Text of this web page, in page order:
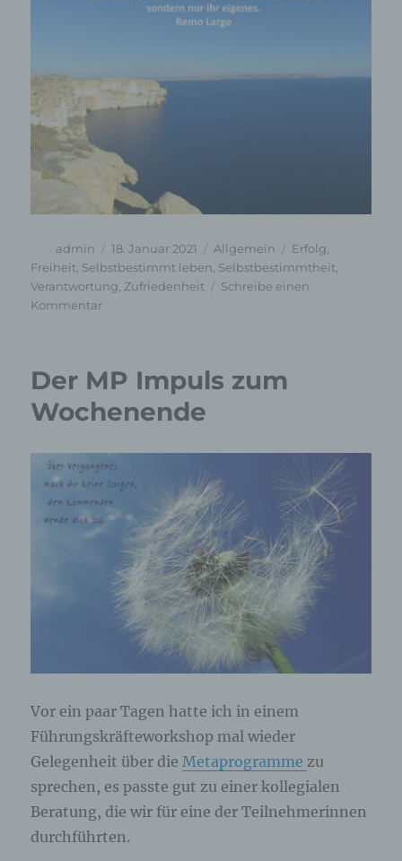
Autor
admin
Veröffentlicht
am
18. Januar 2021 Kategorien
Allgemein Schlagwörter
Erfolg
Freiheit Selbstbestimmt leben Selbstbestimmtheit
Verantwortung Zufriedenheit
Schreibe einen
Kommentarzu
Der MP Impuls zum
Wochenende
Vor ein paar Tagen hatte ich in einem
Führungskräfteworkshop mal wieder
Gelegenheit über dieMetaprogrammezu
sprechen, es passte gut zu einer kollegialen
Beratung, die wir für eine der Teilnehmerinnen
durchführten.